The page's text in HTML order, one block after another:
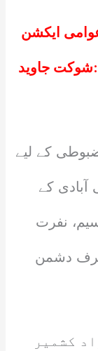
ایکشن
جاوید
کے لیے
کے
نفرت
دشمن
کشمیر